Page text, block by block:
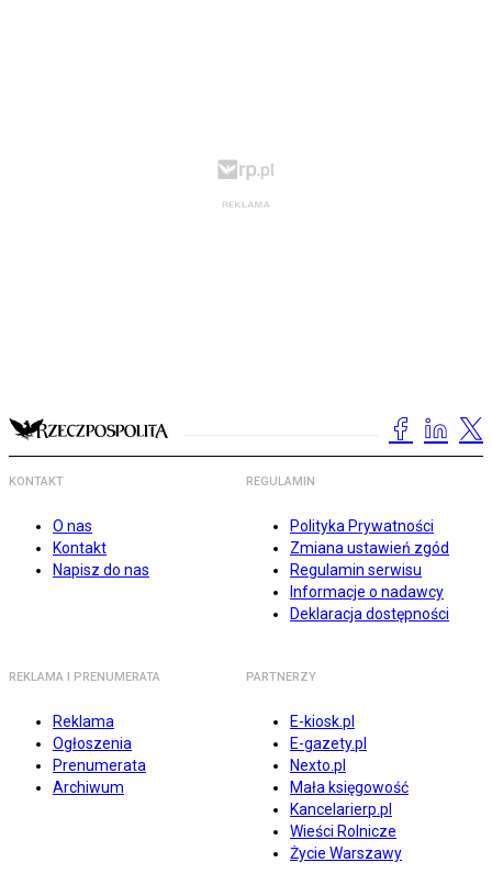
KONTAKT
O nas
Kontakt
Napisz do nas
REGULAMIN
Polityka Prywatności
Zmiana ustawień zgód
Regulamin serwisu
Informacje o nadawcy
Deklaracja dostępności
REKLAMA I PRENUMERATA
Reklama
Ogłoszenia
Prenumerata
Archiwum
PARTNERZY
E-kiosk.pl
E-gazety.pl
Nexto.pl
Mała księgowość
Kancelarierp.pl
Wieści Rolnicze
Życie Warszawy